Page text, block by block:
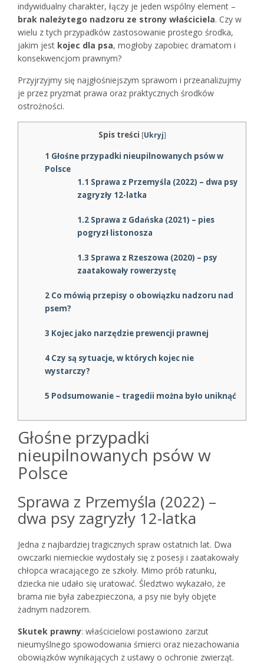
indywidualny charakter, łączy je jeden wspólny element –
brak należytego nadzoru ze strony właściciela. Czy w
wielu z tych przypadków zastosowanie prostego środka,
jakim jest kojec dla psa, mogłoby zapobiec dramatom i
konsekwencjom prawnym?
Przyjrzyjmy się najgłośniejszym sprawom i przeanalizujmy
je przez pryzmat prawa oraz praktycznych środków
ostrożności.
Spis treści [Ukryj]
1 Głośne przypadki nieupilnowanych psów w
Polsce
1.1 Sprawa z Przemyśla (2022) – dwa psy
zagryzły 12-latka
1.2Sprawa z Gdańska (2021) – pies
pogryzł listonosza
1.3 Sprawa z Rzeszowa (2020) – psy
zaatakowały rowerzystę
2 Co mówią przepisy o obowiązku nadzoru nad
psem?
3 Kojec jako narzędzie prewencji prawnej
4 Czy są sytuacje, w których kojec nie
wystarczy?
5 Podsumowanie – tragedii można było uniknąć
Głośne przypadki
nieupilnowanych psów w
Polsce
Sprawa z Przemyśla (2022) –
dwa psy zagryzły 12-latka
Jedna z najbardziej tragicznych spraw ostatnich lat. Dwa
owczarki niemieckie wydostały się z posesji i zaatakowały
chłopca wracającego ze szkoły. Mimo prób ratunku,
dziecka nie udało się uratować. Śledztwo wykazało, że
brama nie była zabezpieczona, a psy nie były objęte
żadnym nadzorem.
Skutek prawny: właścicielowi postawiono zarzut
nieumyślnego spowodowania śmierci oraz niezachowania
obowiązków wynikających z ustawy o ochronie zwierząt.